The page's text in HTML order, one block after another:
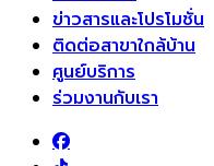
ข่าวสารและโปรโมชั่น
ติดต่อสาขาใกล้บ้าน
ศูนย์บริการ
ร่วมงานกับเรา